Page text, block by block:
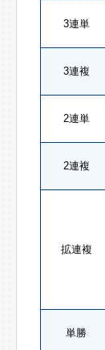
3連単
3連複
2連単
2連複
拡連複
単勝